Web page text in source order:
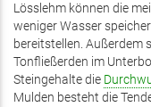
ist
extern)
Lösslehm können die
weniger Wasser
bereitstellen. Außerdem
Tonfließerden im
Steingehalte die
Mulden besteht die